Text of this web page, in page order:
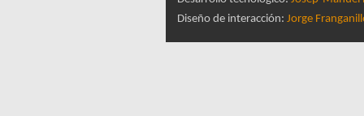
Diseño de interacción: Jorge